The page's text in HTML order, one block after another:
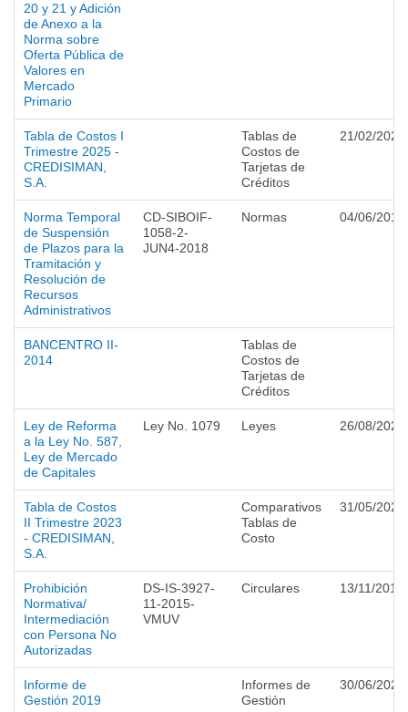
20 y 21 y Adición
de Anexo a la
Norma sobre
Oferta Pública de
Valores en
Mercado
Primario
Tabla de Costos I
Trimestre 2025 -
CREDISIMAN,
S.A.
Tablas de
Costos de
Tarjetas de
Créditos
21/02/2025
Norma Temporal
de Suspensión
de Plazos para la
Tramitación y
Resolución de
Recursos
Administrativos
CD-SIBOIF-
1058-2-
JUN4-2018
Normas 04/06/2018
BANCENTRO II-
2014
Tablas de
Costos de
Tarjetas de
Créditos
Ley de Reforma
a la Ley No. 587,
Ley de Mercado
de Capitales
Ley No. 1079 Leyes 26/08/2021
Tabla de Costos
II Trimestre 2023
- CREDISIMAN,
S.A.
Comparativos
Tablas de
Costo
31/05/2023
Prohibición
Normativa/
Intermediación
con Persona No
Autorizadas
DS-IS-3927-
11-2015-
VMUV
Circulares 13/11/2015
Informe de
Gestión 2019
Informes de
Gestión
30/06/2020